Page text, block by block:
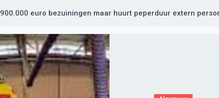
euro bezuiningen maar huurt peperduur extern